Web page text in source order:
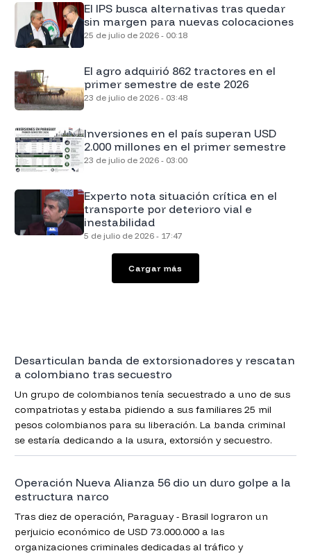
El IPS busca alternativas tras quedar
sin margen para nuevas colocaciones
25 de julio de 2026 - 00:18
El agro adquirió 862 tractores en el
primer semestre de este 2026
23 de julio de 2026 - 03:48
Inversiones en el país superan USD
2.000 millones en el primer semestre
23 de julio de 2026 - 03:00
Experto nota situación crítica en el
transporte por deterioro vial e
inestabilidad
5 de julio de 2026 - 17:47
Cargar más
Desarticulan banda de extorsionadores y rescatan
a colombiano tras secuestro
Un grupo de colombianos tenía secuestrado a uno de sus
compatriotas y estaba pidiendo a sus familiares 25 mil
pesos colombianos para su liberación. La banda criminal
se estaría dedicando a la usura, extorsión y secuestro.
Operación Nueva Alianza 56 dio un duro golpe a la
estructura narco
Tras diez de operación, Paraguay - Brasil lograron un
perjuicio económico de USD 73.000.000 a las
organizaciones criminales dedicadas al tráfico y